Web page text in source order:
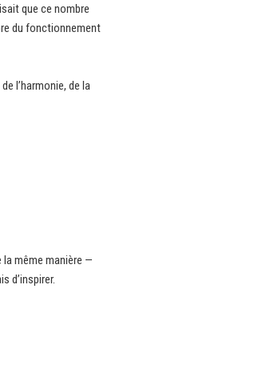
que ce nombre
du fonctionnement
l’harmonie, de la
même manière —
d’inspirer.